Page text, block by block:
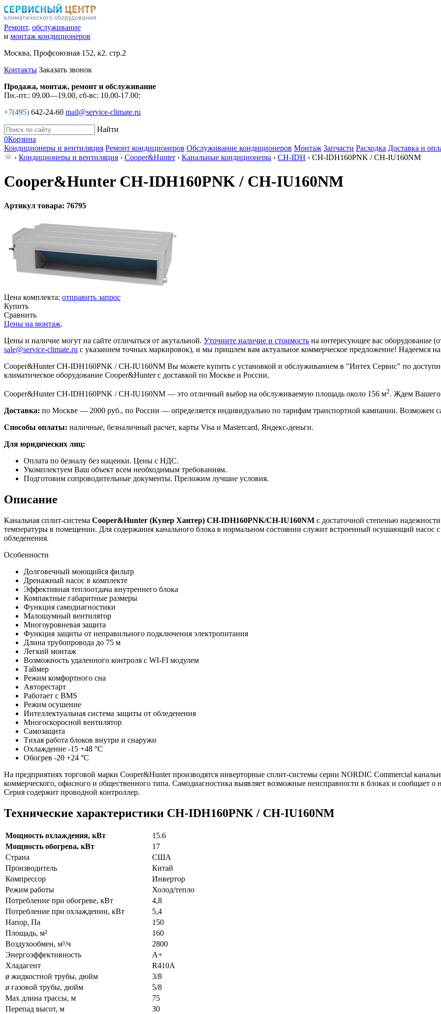
Ремонт, обслуживание
и монтаж кондиционеров
Москва, Профсоюзная 152, к2. стр.2
Контакты Заказать звонок
Продажа, монтаж, ремонт и обслуживание
Пн.-пт.: 09.00—19.00, сб-вс: 10.00-17.00:
+7(495) 642-24-60 mail@service-climate.ru
Найти
0Корзина
Кондиционеры и вентиляция Ремонт кондиционеров Обслуживание кондиционеров Монтаж Запчасти Расходка Доставка и
› Кондиционеры и вентиляция › Cooper&Hunter› Канальные кондиционеры › CH-IDH › CH-IDH160PNK / CH-IU160NM
Cooper&Hunter CH-IDH160PNK / CH-IU160NM
Артикул товара: 76795
Цена комплекта: отправить запрос
Купить
Сравнить
Цены на монтаж.
Цены и наличие могут на сайте отличаться от акутальной. Уточните наличие и стоимость на интересующее вас оборудование
sale@service-climate.ru с указанием точных маркировок), и мы пришлем вам актуальное коммерческое предложение! Надеемся
Cooper&Hunter CH-IDH160PNK / CH-IU160NM Вы можете купить с установкой и обслуживанием в "Интех Сервис" по
климатическое оборудование Cooper&Hunter с доставкой по Москве и России.
Cooper&Hunter CH-IDH160PNK / CH-IU160NM — это отличный выбор на обслуживаемую площадь около 156 м2. Ждем Вашего
Доставка: по Москве — 2000 руб., по России — определяется индивидуально по тарифам транспортной кампании. Возможен
Способы оплаты: наличные, безналичный расчет, карты Visa и Mastercard, Яндекс-деньги.
Для юридических лиц:
Оплата по безналу без наценки. Цены с НДС.
Укомплектуем Ваш объект всем необходимым требованиям.
Подготовим сопроводительные документы. Преложим лучшие условия.
Описание
Канальная сплит-система Cooper&Hunter (Купер Хантер) CH-IDH160PNK/CH-IU160NM с достаточной степенью
температуры в помещении. Для содержания канального блока в нормальном состоянии служит встроенный осушающий насос
обледенения.
Особенности
Долговечный моющийся фильтр
Дренажный насос в комплекте
Эффективная теплоотдача внутреннего блока
Компактные габаритные размеры
Функция самодиагностики
Малошумный вентилятор
Многоуровневая защита
Функция защиты от неправильного подключения электропитания
Длина трубопровода до 75 м
Легкий монтаж
Возможность удаленного контроля с WI-FI модулем
Таймер
Режим комфортного сна
Авторестарт
Работает с BMS
Режим осушение
Интеллектуальная система защиты от обледенения
Многоскоросной вентилятор
Самозащита
Тихая работа блоков внутри и снаружи
Охлаждение -15 +48 °С
Обогрев -20 +24 °С
На предприятиях торговой марки Cooper&Hunter производятся инверторные сплит-системы серии NORDIC Commercial
коммерческого, офисного и общественного типа. Самодиагностика выявляет возможные неисправности в блоках и сообщает о
Серия содержит проводной контроллер.
Технические характеристики CH-IDH160PNK / CH-IU160NM
Мощность охлаждения, кВт
15.6
Мощность обогрева, кВт
17
Страна
США
Производитель
Китай
Компрессор
Инвертор
Режим работы
Холод/тепло
Потребление при обогреве, кВт
4,8
Потребление при охлаждении, кВт
5,4
Напор, Па
150
Площадь, м²
160
Воздухообмен, м³/ч
2800
Энергоэффективность
A+
Хладагент
R410A
ø жидкостной трубы, дюйм
3/8
ø газовой трубы, дюйм
5/8
Max длина трассы, м
75
Перепад высот, м
30